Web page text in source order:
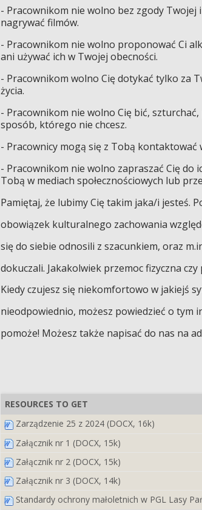
- Pracownikom nie wolno bez zgody Twojej
nagrywać filmów.
- Pracownikom nie wolno proponować Ci
ani używać ich w Twojej obecności.
- Pracownikom wolno Cię dotykać tylko za
życia.
- Pracownikom nie wolno Cię bić,
sposób, którego nie chcesz.
- Pracownicy mogą się z Tobą kontaktować
- Pracownikom nie wolno zapraszać Cię do
Tobą w mediach społecznościowych lub
Pamiętaj, że lubimy Cię takim jaka/i jesteś.
obowiązek kulturalnego zachowania
się do siebie odnosili z szacunkiem, oraz
dokuczali. Jakakolwiek przemoc fizyczna
Kiedy czujesz się niekomfortowo w jakiejś
nieodpowiednio, możesz powiedzieć o tym
pomoże! Możesz także napisać do nas na
RESOURCES TO GET
Zarządzenie 25 z 2024 (DOCX, 16k)
Załącznik nr 1 (DOCX, 15k)
Załącznik nr 2 (DOCX, 15k)
Załącznik nr 3 (DOCX, 14k)
Standardy ochrony małoletnich w PGL Lasy